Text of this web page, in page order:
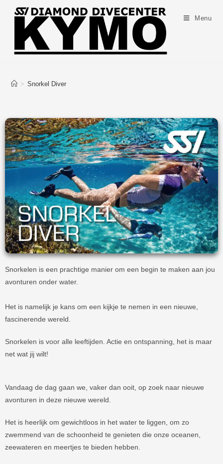
Menu
> Snorkel Diver
Snorkelen is een prachtige manier om een begin te maken aan jou
avonturen onder water.
Het is namelijk je kans om een kijkje te nemen in een nieuwe,
fascinerende wereld.
Snorkelen is voor alle leeftijden. Actie en ontspanning, het is maar
net wat jij wilt!
Vandaag de dag gaan we, vaker dan ooit, op zoek naar nieuwe
avonturen in deze nieuwe wereld.
Het is heerlijk om gewichtloos in het water te liggen, om zo
zwemmend van de schoonheid te genieten die onze oceanen,
zeewateren en meertjes te bieden hebben.